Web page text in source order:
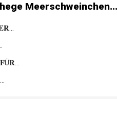
Meerschweinchen...